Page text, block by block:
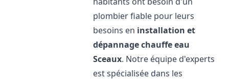
plombier fiable pour leurs
besoins en installation et
dépannage chauffe eau
Sceaux. Notre équipe d'experts
est spécialisée dans les